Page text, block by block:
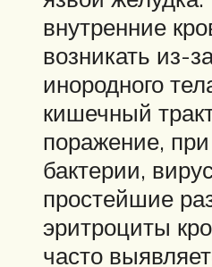
внутренние
возникать из-
инородного
кишечный
поражение,
бактерии,
простейшие
эритроциты
часто